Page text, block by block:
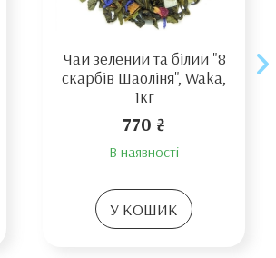
Чай зелений та білий "8
скарбів Шаоліня", Waka,
1кг
770 ₴
В наявності
У КОШИК